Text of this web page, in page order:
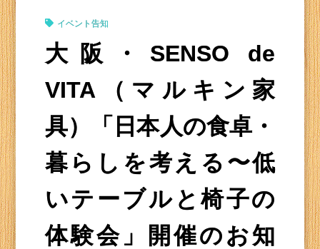
イベント告知
大阪・SENSO de
VITA（マルキン家
具）「日本人の食卓・
暮らしを考える〜低
いテーブルと椅子の
体験会」開催のお知